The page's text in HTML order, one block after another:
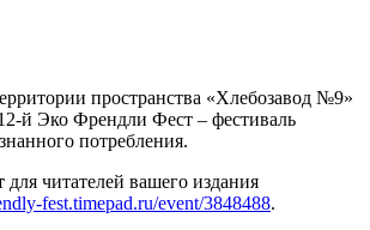
пространства «Хлебозавод №9»
й Эко Френдли Фест – фестиваль
потребления.
для читателей вашего издания
fest.timepad.ru/event/3848488.